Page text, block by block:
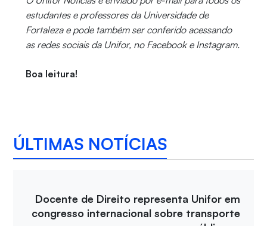
estudantes e professores da Universidade de
Fortaleza e pode também ser conferido acessando
as redes sociais da Unifor, no Facebook e Instagram.
Boa leitura!
ÚLTIMAS NOTÍCIAS
Docente de Direito representa Unifor em
congresso internacional sobre transporte